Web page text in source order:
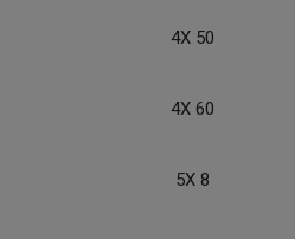
4X 50
4X 60
5X 8